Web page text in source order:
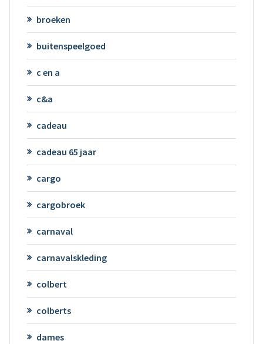
broeken
buitenspeelgoed
c en a
c&a
cadeau
cadeau 65 jaar
cargo
cargobroek
carnaval
carnavalskleding
colbert
colberts
dames